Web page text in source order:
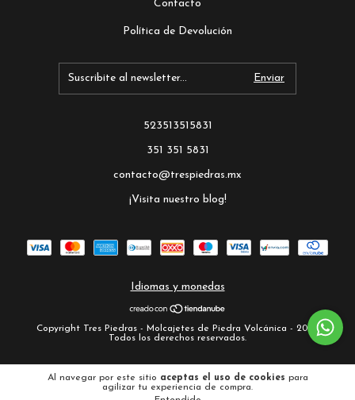
Al navegar por este sitio aceptas el uso de cookies para
agilizar tu experiencia de compra.
Contacto
Política de Devolución
523513515831
351 351 5831
contacto@trespiedras.mx
¡Visita nuestro blog!
Idiomas y monedas
Copyright Tres Piedras - Molcajetes de Piedra Volcánica - 2026.
Todos los derechos reservados.